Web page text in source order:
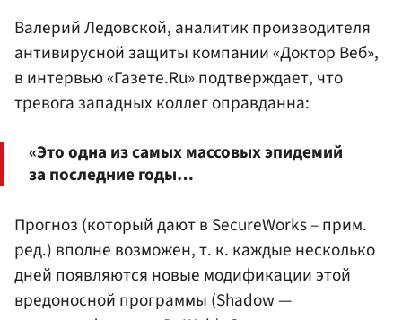
Валерий Ледовской, аналитик производителя
антивирусной защиты компании «Доктор Веб»,
в интервью «Газете.Ru» подтверждает, что
тревога западных коллег оправданна:
«Это одна из самых массовых эпидемий
за последние годы…
Прогноз (который дают в SecureWorks – прим.
ред.) вполне возможен, т. к. каждые несколько
дней появляются новые модификации этой
вредоносной программы (Shadow —